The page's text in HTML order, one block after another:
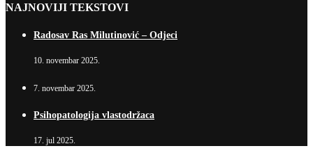
NAJNOVIJI TEKSTOVI
Radosav Ras Milutinović – Odjeci
10. novembar 2025.
7. novembar 2025.
Psihopatologija vlastodržaca
17. jul 2025.